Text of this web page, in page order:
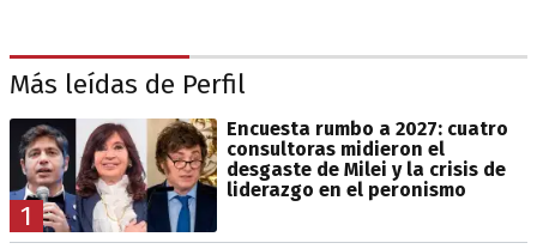
Más leídas de Perfil
1
Encuesta rumbo a 2027: cuatro
consultoras midieron el
desgaste de Milei y la crisis de
liderazgo en el peronismo